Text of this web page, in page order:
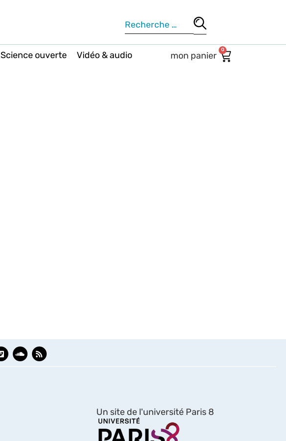
Science ouverte Vidéo & audio 0
Un site de l'université Paris 8